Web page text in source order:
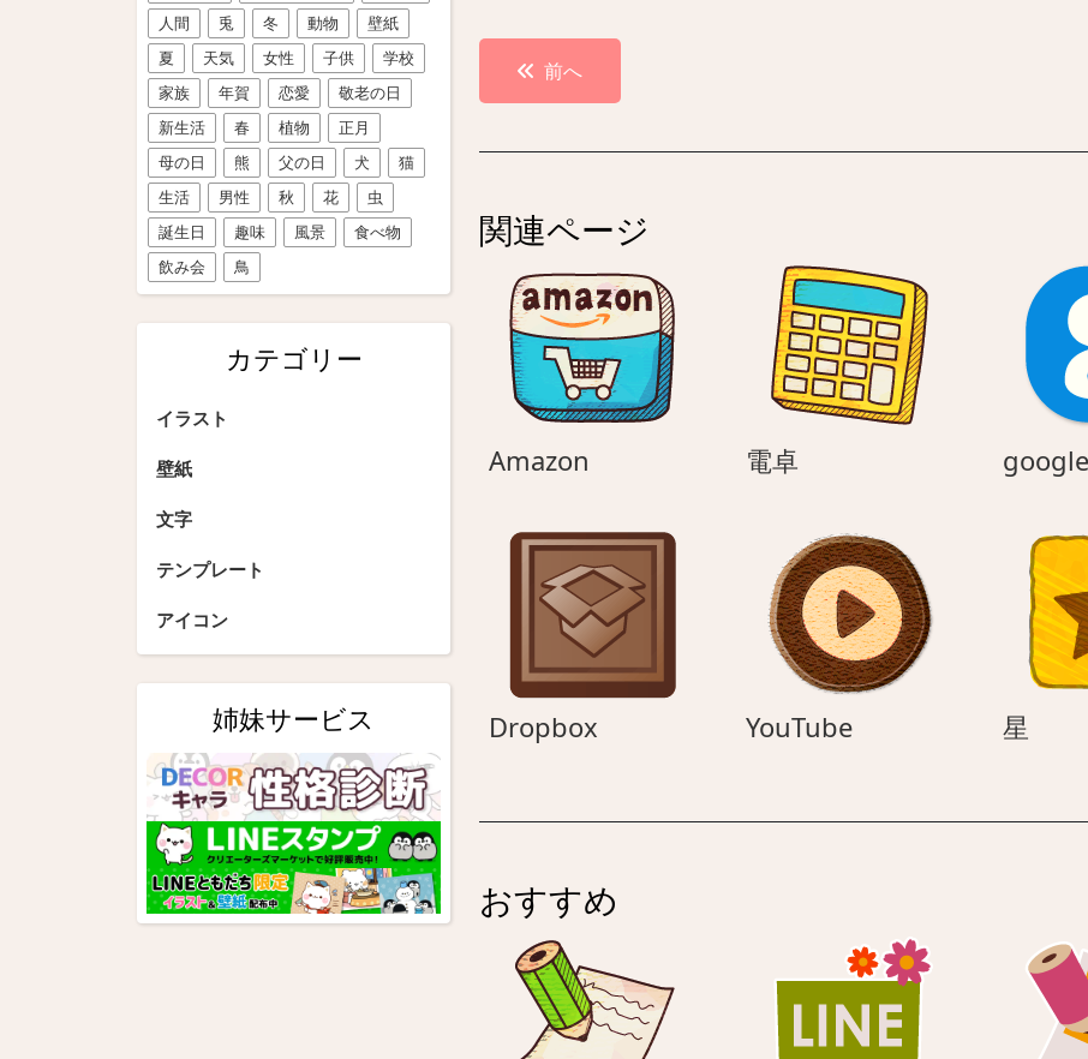
人間
兎 冬 動物
壁紙
夏
天気 女性 子供
学校
家族
年賀 恋愛
敬老の日
新生活
春 植物
正月
母の日
熊 父の日 犬
猫
生活
男性 秋 花
虫
誕生日
趣味 風景
食べ物
飲み会
鳥
カテゴリー
イラスト
壁紙
文字
テンプレート
アイコン
姉妹サービス
投
稿
ナ
ゲ
ー
シ
ョ
前へ
関連ページ
Amazon 電卓電
google
Dropbox YouTubeYouTube 星
おすすめ